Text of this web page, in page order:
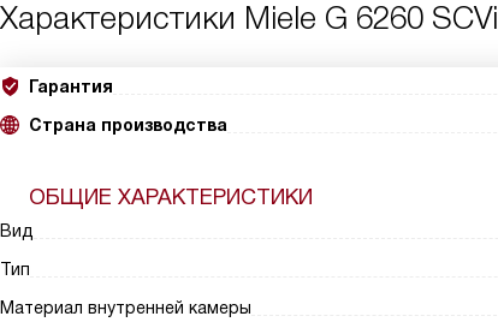
Характеристики Miele G 6260 SCVi
Гарантия
Страна производства
ОБЩИЕ ХАРАКТЕРИСТИКИ
Вид
Тип
Материал внутренней камеры